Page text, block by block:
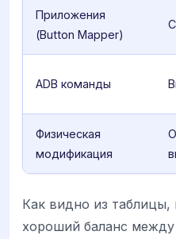
Приложения
(Button Mapper)
ADB команды
Физическая
модификация
Как видно из
хороший баланс между